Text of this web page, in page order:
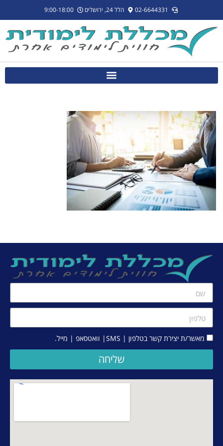
02-6644331 הלל 24, ירושלים 9:00-18:00
מאשר/ת יצירת קשר בטלפון | SMS| וואטסאפ | מייל.
שליחה